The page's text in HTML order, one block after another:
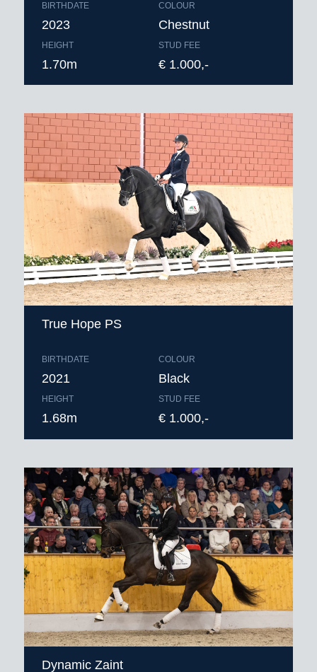
kosten € 250,00 + € 650,00 bij dracht)
excl. BTW, verzendkosten en afdracht.
Bestellen voor 9.00 uur ‘s ochtends
BIRTHDATE
2023
HEIGHT
1.70m
COLOUR
Chestnut
STUD FEE
€ 1.000,-
True Hope PS
BIRTHDATE
2021
HEIGHT
1.68m
COLOUR
Black
STUD FEE
€ 1.000,-
Dynamic Zaint